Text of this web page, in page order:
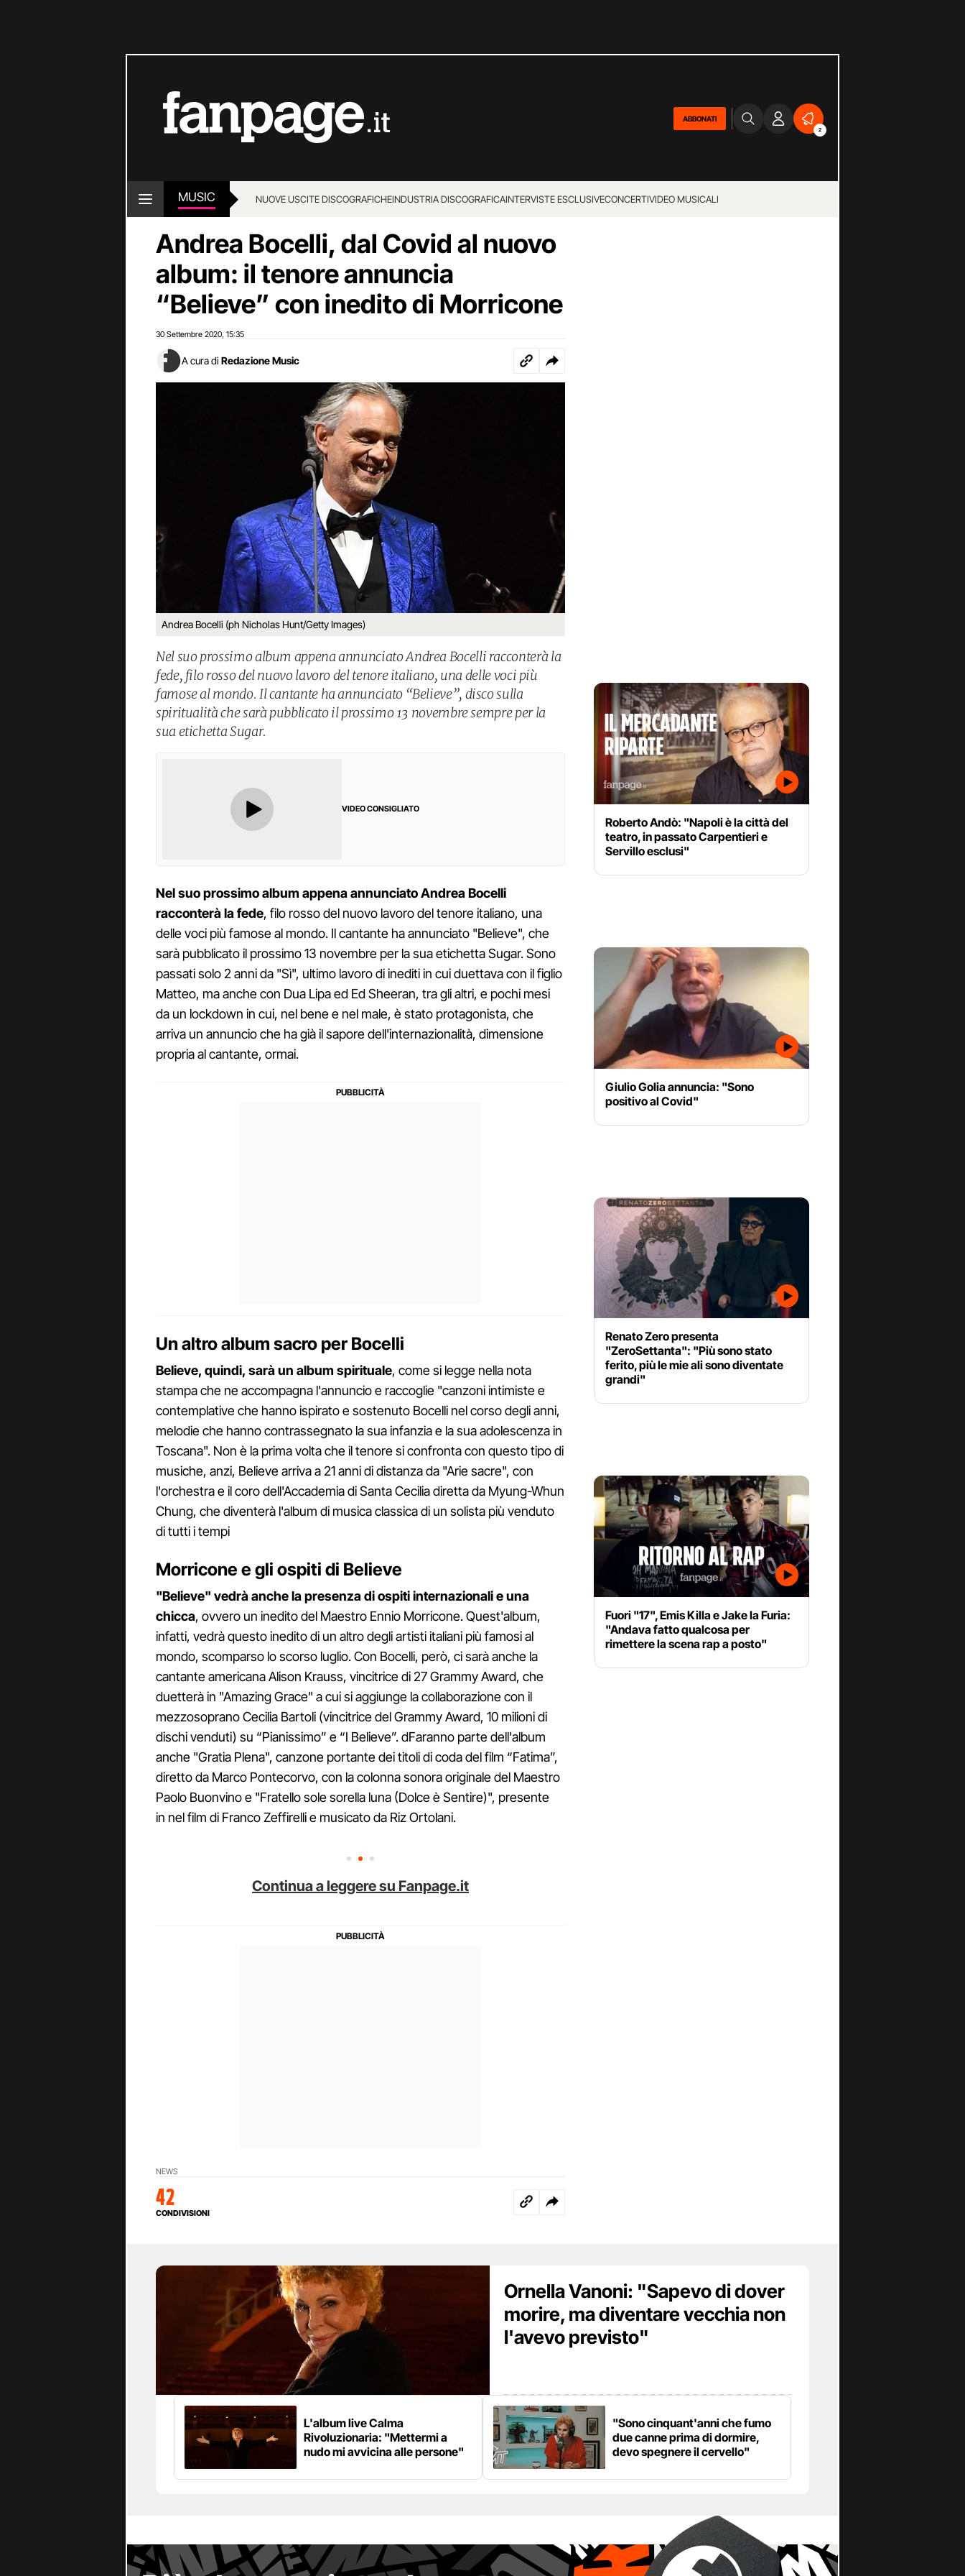
ABBONATI
2
MUSIC NUOVE USCITE DISCOGRAFICHEINDUSTRIA DISCOGRAFICAINTERVISTE ESCLUSIVECONCERTIVIDEO MUSICALI
Andrea Bocelli, dal Covid al nuovo
album: il tenore annuncia
“Believe” con inedito di Morricone
30 Settembre 2020 15:35
A cura di Redazione Music
Andrea Bocelli (ph Nicholas Hunt/Getty Images)
Nel suo prossimo album appena annunciato Andrea Bocelli racconterà la
fede, filo rosso del nuovo lavoro del tenore italiano, una delle voci più
famose al mondo. Il cantante ha annunciato “Believe”, disco sulla
spiritualità che sarà pubblicato il prossimo 13 novembre sempre per la
sua etichetta Sugar.
VIDEO CONSIGLIATO
Nel suo prossimo album appena annunciato Andrea Bocelli
racconterà la fede, filo rosso del nuovo lavoro del tenore italiano, una
delle voci più famose al mondo. Il cantante ha annunciato "Believe", che
sarà pubblicato il prossimo 13 novembre per la sua etichetta Sugar. Sono
passati solo 2 anni da "Sì", ultimo lavoro di inediti in cui duettava con il figlio
Matteo, ma anche con Dua Lipa ed Ed Sheeran, tra gli altri, e pochi mesi
da un lockdown in cui, nel bene e nel male, è stato protagonista, che
arriva un annuncio che ha già il sapore dell'internazionalità, dimensione
propria al cantante, ormai.
Un altro album sacro per Bocelli
Believe, quindi, sarà un album spirituale, come si legge nella nota
stampa che ne accompagna l'annuncio e raccoglie "canzoni intimiste e
contemplative che hanno ispirato e sostenuto Bocelli nel corso degli anni,
melodie che hanno contrassegnato la sua infanzia e la sua adolescenza in
Toscana". Non è la prima volta che il tenore si confronta con questo tipo di
musiche, anzi, Believe arriva a 21 anni di distanza da "Arie sacre", con
l'orchestra e il coro dell'Accademia di Santa Cecilia diretta da Myung-Whun
Chung, che diventerà l'album di musica classica di un solista più venduto
di tutti i tempi
Morricone e gli ospiti di Believe
"Believe" vedrà anche la presenza di ospiti internazionali e una
chicca, ovvero un inedito del Maestro Ennio Morricone. Quest'album,
infatti, vedrà questo inedito di un altro degli artisti italiani più famosi al
mondo, scomparso lo scorso luglio. Con Bocelli, però, ci sarà anche la
cantante americana Alison Krauss, vincitrice di 27 Grammy Award, che
duetterà in "Amazing Grace" a cui si aggiunge la collaborazione con il
mezzosoprano Cecilia Bartoli (vincitrice del Grammy Award, 10 milioni di
dischi venduti) su “Pianissimo” e “I Believe”. dFaranno parte dell'album
anche "Gratia Plena", canzone portante dei titoli di coda del film “Fatima”,
diretto da Marco Pontecorvo, con la colonna sonora originale del Maestro
Paolo Buonvino e "Fratello sole sorella luna (Dolce è Sentire)", presente
in nel film di Franco Zeffirelli e musicato da Riz Ortolani.
Continua a leggere su Fanpage.it
NEWS
42
CONDIVISIONI
Roberto Andò: "Napoli è la città del
teatro, in passato Carpentieri e
Servillo esclusi"
Giulio Golia annuncia: "Sono
positivo al Covid"
Renato Zero presenta
"ZeroSettanta": "Più sono stato
ferito, più le mie ali sono diventate
grandi"
Fuori "17", Emis Killa e Jake la Furia:
"Andava fatto qualcosa per
rimettere la scena rap a posto"
Ornella Vanoni: "Sapevo di dover
morire, ma diventare vecchia non
l'avevo previsto"
L'album live Calma
Rivoluzionaria: "Mettermi a
nudo mi avvicina alle persone"
"Sono cinquant'anni che fumo
due canne prima di dormire,
devo spegnere il cervello"